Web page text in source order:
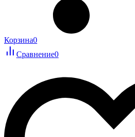
Корзина0
Сравнение0